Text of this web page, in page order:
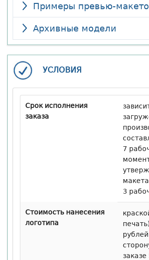
Примеры превью-
Архивные модели
УСЛОВИЯ
Срок исполнения
заказа
7
3
Стоимость нанесения
логотипа
рублей